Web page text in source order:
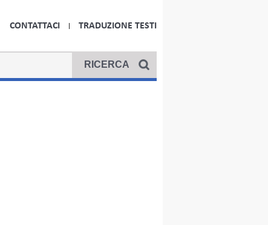
CONTATTACI TRADUZIONE TESTI